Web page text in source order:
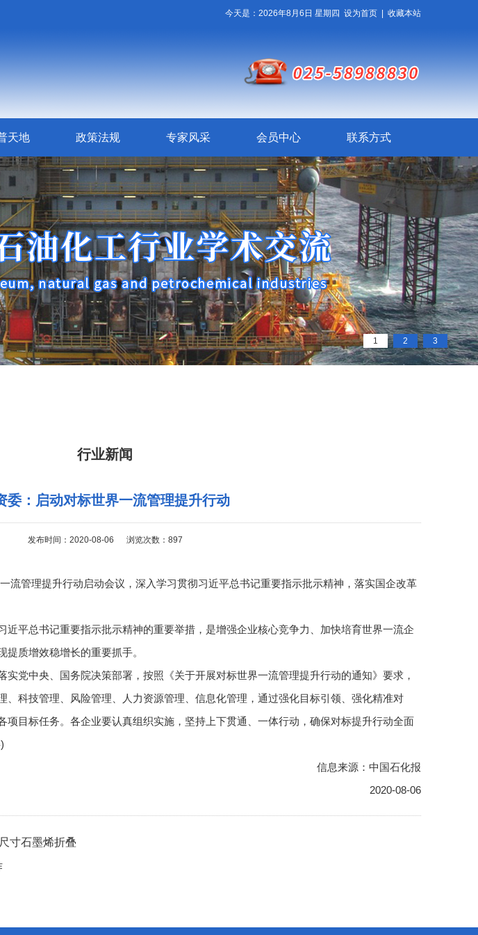
今天是：2026年8月6日 星期四 设为首页 收藏本站
天地 政策法规 专家风采 会员中心 联系方式
1 2 3
行业新闻
委：启动对标世界一流管理提升行动
发布时间：2020-08-06 浏览次数：897
管理提升行动启动会议，深入学习贯彻习近平总书记重要指示批示精神，落实国企改革
平总书记重要指示批示精神的重要举措，是增强企业核心竞争力、加快培育世界一流企
质增效稳增长的重要抓手。
中央、国务院决策部署，按照《关于开展对标世界一流管理提升行动的通知》要求，
、科技管理、风险管理、人力资源管理、信息化管理，通过强化目标引领、强化精准对
项目标任务。各企业要认真组织实施，坚持上下贯通、一体行动，确保对标提升行动全面
信息来源：中国石化报
2020-08-06
寸石墨烯折叠